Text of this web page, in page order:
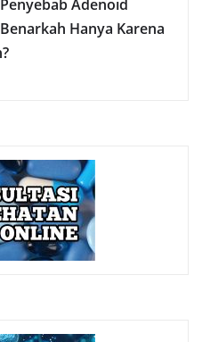
Penyebab Adenoid
Hanya Karena